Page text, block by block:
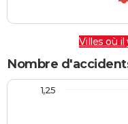
Villes où il
Nombre
1,25